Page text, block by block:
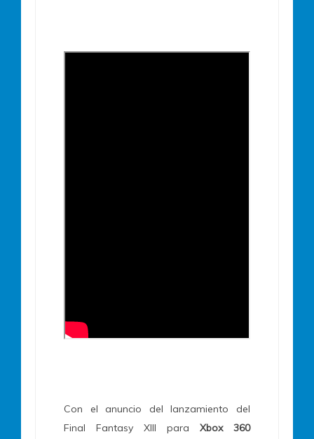
Con el anuncio del lanzamiento del
Final Fantasy XIII para Xbox 360